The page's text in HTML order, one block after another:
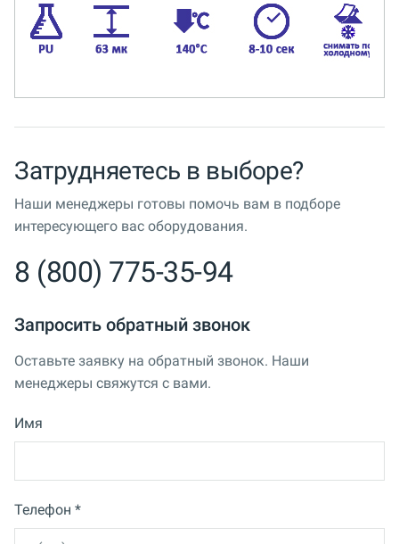
Затрудняетесь в выборе?
Наши менеджеры готовы помочь вам в подборе
интересующего вас оборудования.
8 (800) 775-35-94
Запросить обратный звонок
Оставьте заявку на обратный звонок. Наши
менеджеры свяжутся с вами.
Имя
Телефон *